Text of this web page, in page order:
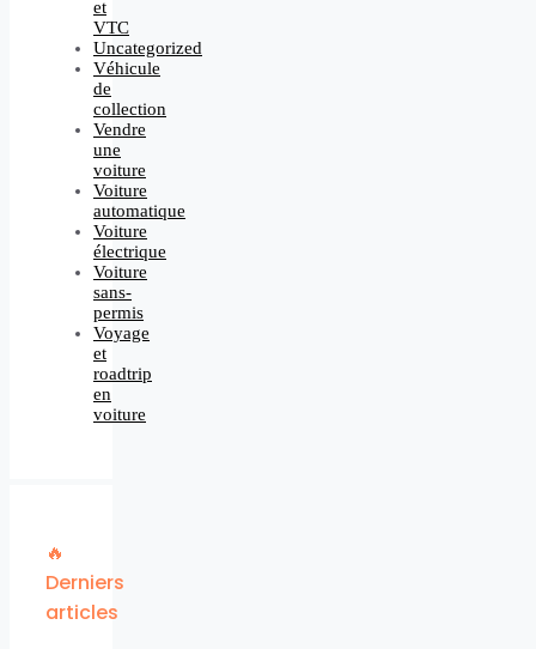
et
VTC
Uncategorized
Véhicule
de
collection
Vendre
une
voiture
Voiture
automatique
Voiture
électrique
Voiture
sans-
permis
Voyage
et
roadtrip
en
voiture
🔥
Derniers
articles